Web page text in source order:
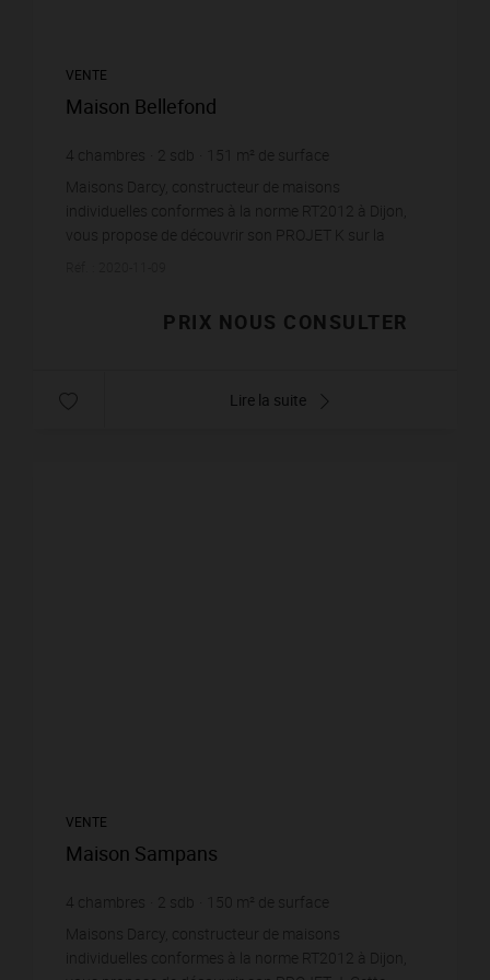
VENTE
Maison Bellefond
4 chambres 2 sdb 151
m² de surface
Maisons Darcy, constructeur de maisons
individuelles conformes à la norme RT2012 à Dijon,
vous propose de découvrir son PROJET K sur la
PRIX NOUS CONSULTER
Lire la suite
VENTE
Maison Sampans
4 chambres 2 sdb 150 m² de surface
Maisons Darcy, constructeur de maisons
individuelles conformes à la norme RT2012 à Dijon,